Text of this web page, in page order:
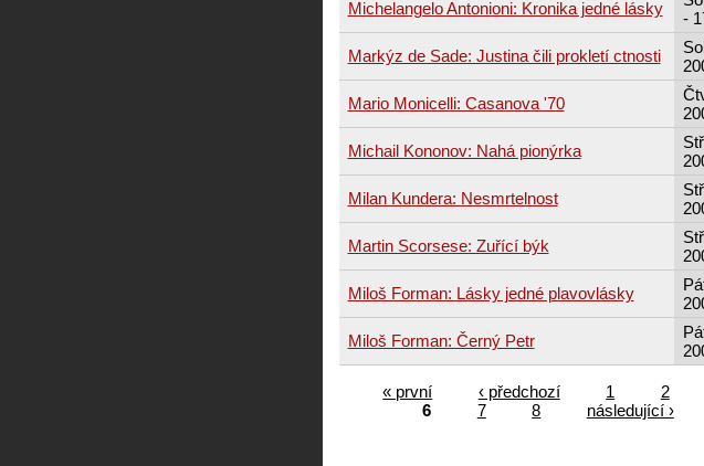
Michelangelo Antonioni: Kronika jedné lásky
-
Markýz de Sade: Justina čili prokletí ctnosti
Mario Monicelli: Casanova '70
Michail Kononov: Nahá pionýrka
Milan Kundera: Nesmrtelnost
Martin Scorsese: Zuřící býk
Miloš Forman: Lásky jedné plavovlásky
Miloš Forman: Černý Petr
« první ‹ předchozí 1 2
6
7 8 následující ›